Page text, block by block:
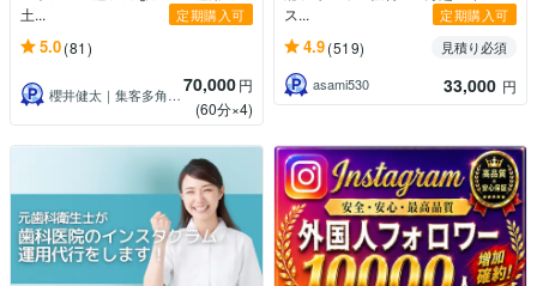
土...
定期購入可
5.0(81)
櫻井健太｜集客多角化・SNS運用コンサル 70,000円
(60分×4)
ス...
定期購入可
4.9(519)
見積り必須
asami530
33,000 円